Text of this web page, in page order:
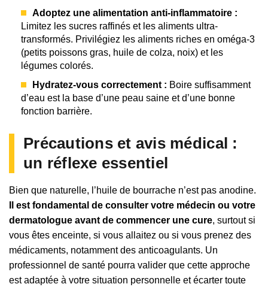
Adoptez une alimentation anti-inflammatoire :
Limitez les sucres raffinés et les aliments ultra-
transformés. Privilégiez les aliments riches en oméga-3
(petits poissons gras, huile de colza, noix) et les
légumes colorés.
Hydratez-vous correctement : Boire suffisamment
d’eau est la base d’une peau saine et d’une bonne
fonction barrière.
Précautions et avis médical :
un réflexe essentiel
Bien que naturelle, l’huile de bourrache n’est pas anodine.
Il est fondamental de consulter votre médecin ou votre
dermatologue avant de commencer une cure, surtout si
vous êtes enceinte, si vous allaitez ou si vous prenez des
médicaments, notamment des anticoagulants. Un
professionnel de santé pourra valider que cette approche
est adaptée à votre situation personnelle et écarter toute